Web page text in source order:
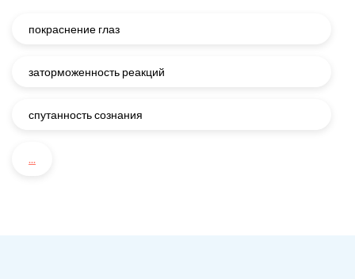
покраснение глаз
заторможенность реакций
спутанность сознания
...